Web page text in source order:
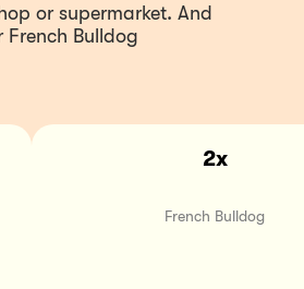
or supermarket. And
Bulldog
2x
French Bulldog